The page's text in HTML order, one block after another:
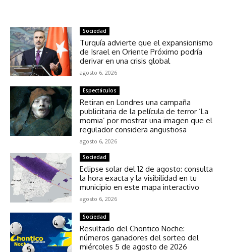
Sociedad
Turquía advierte que el expansionismo
de Israel en Oriente Próximo podría
derivar en una crisis global
agosto 6, 2026
Espectáculos
Retiran en Londres una campaña
publicitaria de la película de terror ‘La
momia’ por mostrar una imagen que el
regulador considera angustiosa
agosto 6, 2026
Sociedad
Eclipse solar del 12 de agosto: consulta
la hora exacta y la visibilidad en tu
municipio en este mapa interactivo
agosto 6, 2026
Sociedad
Resultado del Chontico Noche:
números ganadores del sorteo del
miércoles 5 de agosto de 2026